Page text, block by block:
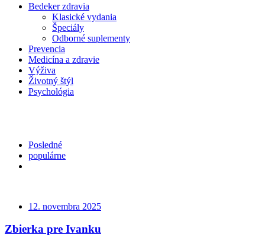
Bedeker zdravia
Klasické vydania
Špeciály
Odborné suplementy
Prevencia
Medicína a zdravie
Výživa
Životný štýl
Psychológia
Posledné
populárne
12. novembra 2025
Zbierka pre Ivanku